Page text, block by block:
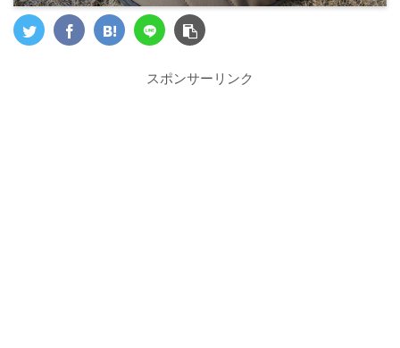
スポンサーリンク